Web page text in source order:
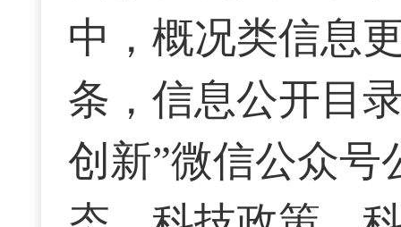
中，概况类信息
条，信息公开目
创新”微信公众号